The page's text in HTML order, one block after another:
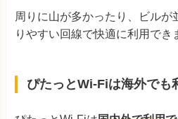
周りに山が多かったり、ビルが
りやすい回線で快適に利用でき
ぴたっとWi-Fiは海外でも